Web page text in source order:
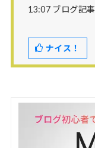
13:07 ブログ記
ナイス！